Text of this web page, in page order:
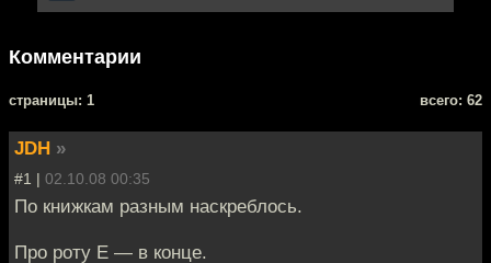
Комментарии
cтраницы: 1 всего: 62
JDH »
#1 | 02.10.08 00:35
По книжкам разным наскреблось.
Про роту Е — в конце.